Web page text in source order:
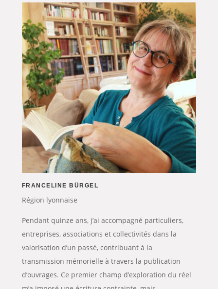
FRANCELINE BÜRGEL
Région lyonnaise
Pendant quinze ans, j’ai accompagné particuliers,
entreprises, associations et collectivités dans la
valorisation d’un passé, contribuant à la
transmission mémorielle à travers la publication
d’ouvrages. Ce premier champ d’exploration du réel